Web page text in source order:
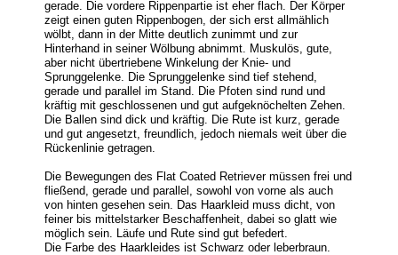
gerade. Die vordere Rippenpartie ist eher flach. Der Körper
zeigt einen guten Rippenbogen, der sich erst allmählich
wölbt, dann in der Mitte deutlich zunimmt und zur
Hinterhand in seiner Wölbung abnimmt. Muskulös, gute,
aber nicht übertriebene Winkelung der Knie- und
Sprunggelenke. Die Sprunggelenke sind tief stehend,
gerade und parallel im Stand. Die Pfoten sind rund und
kräftig mit geschlossenen und gut aufgeknöchelten Zehen.
Die Ballen sind dick und kräftig. Die Rute ist kurz, gerade
und gut angesetzt, freundlich, jedoch niemals weit über die
Rückenlinie getragen.
Die Bewegungen des Flat Coated Retriever müssen frei und
fließend, gerade und parallel, sowohl von vorne als auch
von hinten gesehen sein. Das Haarkleid muss dicht, von
feiner bis mittelstarker Beschaffenheit, dabei so glatt wie
möglich sein. Läufe und Rute sind gut befedert.
Die Farbe des Haarkleides ist Schwarz oder leberbraun.